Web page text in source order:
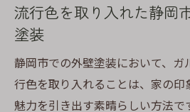
流行色を取り入れた静岡
塗装
静岡市での外壁塗装において、
行色を取り入れることは、家の
魅力を引き出す素晴らしい方法で